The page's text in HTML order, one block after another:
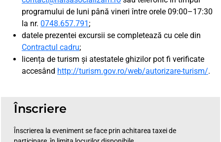
programului de luni până vineri între orele 09:00–17:30
la nr. 0748.657.791 ;
datele prezentei excursii se completează cu cele din
Contractul cadru;
licența de turism și atestatele ghizilor pot fi verificate
accesând http://turism.gov.ro/web/autorizare-turism/.
Înscriere
Înscrierea la eveniment se face prin achitarea taxei de